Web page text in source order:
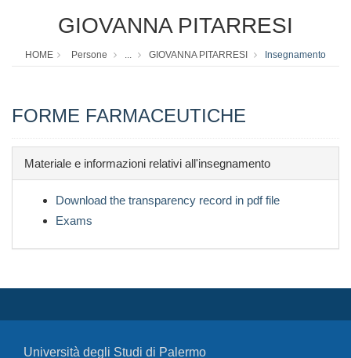
GIOVANNA PITARRESI
HOME Persone ... GIOVANNA PITARRESI Insegnamento
FORME FARMACEUTICHE
Materiale e informazioni relativi all'insegnamento
Download the transparency record in pdf file
Exams
Università degli Studi di Palermo